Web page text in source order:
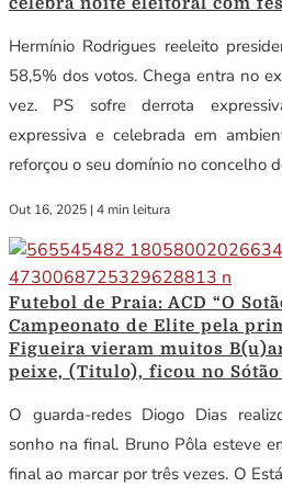
Hermínio Rodrigues reeleito
58,5% dos votos. Chega entra no
vez. PS sofre derrota
expressiva e celebrada em
reforçou o seu domínio no concelho
Out 16, 2025 | 4 min leitura
Futebol de Praia: ACD “O
Campeonato de Elite pela
Figueira vieram muitos
peixe, (Titulo), ficou no Sótão
O guarda-redes Diogo Dias
sonho na final. Bruno Pôla esteve
final ao marcar por três vezes. O